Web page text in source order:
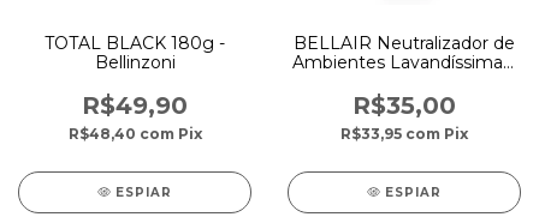
TOTAL BLACK 180g -
Bellinzoni
R$49,90
R$48,40 com Pix
ESPIAR
BELLAIR Neutralizador de
Ambientes Lavandíssima –
R$35,00
R$33,95 com Pix
ESPIAR